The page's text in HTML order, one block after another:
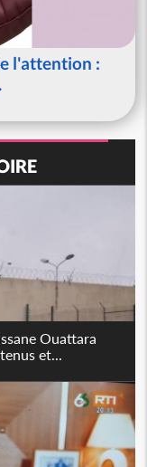
l'attention :
Ouattara
et...